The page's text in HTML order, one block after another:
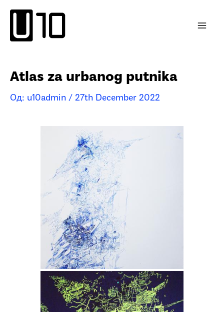
садржај
Atlas za urbanog putnika
Од: u10admin / 27th December 2022